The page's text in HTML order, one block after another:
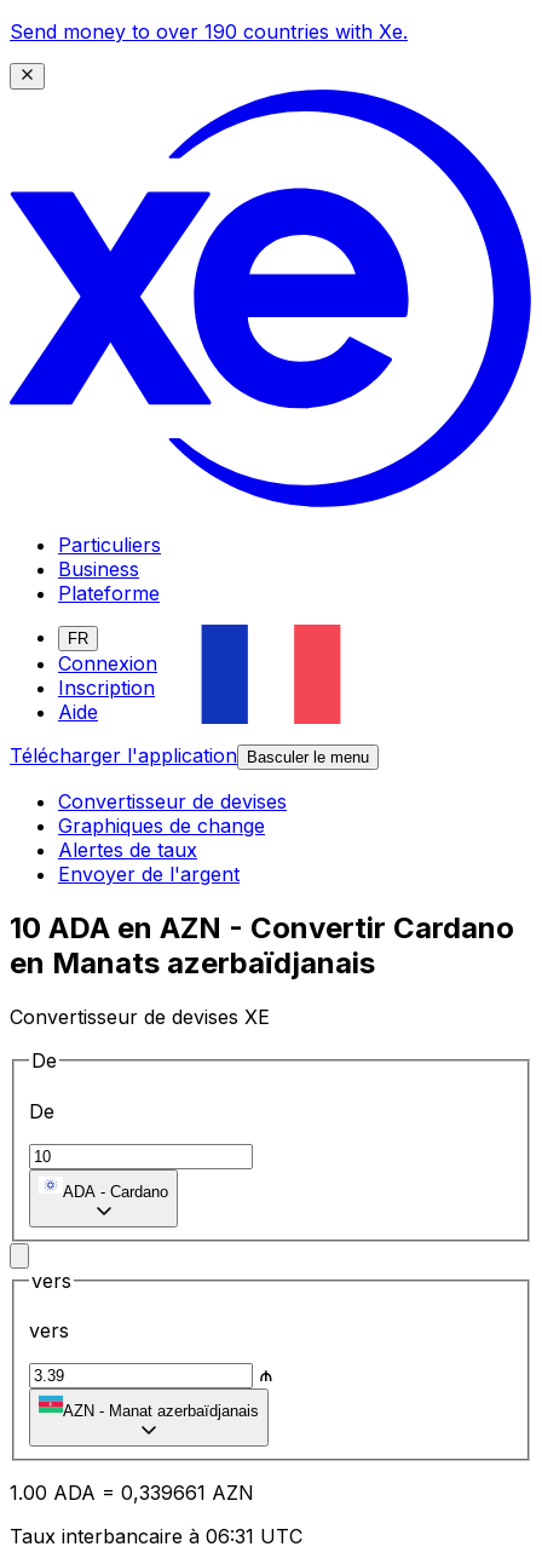
Send money to over 190 countries with Xe.
Particuliers
Business
Plateforme
FR
Connexion
Inscription
Aide
Télécharger l'application
Basculer le menu
Convertisseur de devises
Graphiques de change
Alertes de taux
Envoyer de l'argent
10 ADA en AZN - Convertir Cardano
en Manats azerbaïdjanais
Convertisseur de devises XE
De
De
ADA - Cardano
vers
vers
₼
AZN - Manat azerbaïdjanais
1.00 ADA = 0,339661 AZN
Taux interbancaire à 06:31 UTC